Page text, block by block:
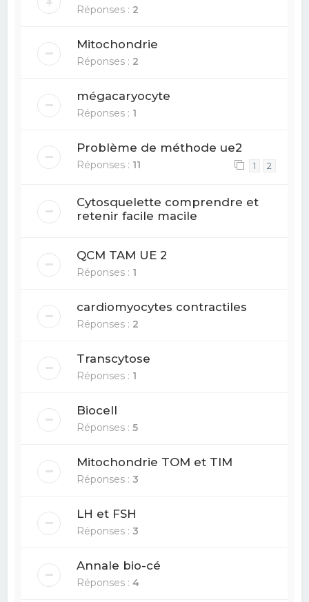
Réponses : 2
Mitochondrie
Réponses : 2
mégacaryocyte
Réponses : 1
Problème de méthode ue2
Réponses : 11 1 2
Cytosquelette comprendre et
retenir facile macile
QCM TAM UE 2
Réponses : 1
cardiomyocytes contractiles
Réponses : 2
Transcytose
Réponses : 1
Biocell
Réponses :5
Mitochondrie TOM et TIM
Réponses :3
LH et FSH
Réponses :3
Annale bio-cé
Réponses :4